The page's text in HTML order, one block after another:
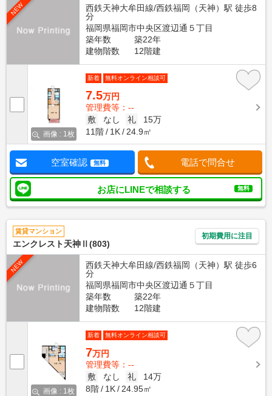
NEW
西鉄天神大牟田線/西鉄福岡（天神）駅 徒歩8
分
福岡県福岡市中央区渡辺通５丁目
築年数
築22年
建物階数
12階建
画像 : 1枚
新着 無料オンライン相談可
7.5万円
管理費等：--
敷
なし 礼
15万
11階
1K 24.9㎡
空室確認 無料 電話で問合せ
お店にLINEで相談する 無料
賃貸マンション
エンクレスト天神Ⅱ(803)
初期費用に注目
NEW
西鉄天神大牟田線/西鉄福岡（天神）駅 徒歩6
分
福岡県福岡市中央区渡辺通５丁目
築年数
築22年
建物階数
12階建
画像 : 1枚
新着 無料オンライン相談可
7万円
管理費等：--
敷
なし 礼
14万
8階
1K 24.95㎡